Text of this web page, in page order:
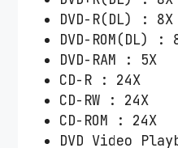
DVD-R(DL) : 8X
DVD-ROM(DL) :
DVD-RAM : 5X
CD-R : 24X
CD-RW : 24X
CD-ROM : 24X
DVD Video